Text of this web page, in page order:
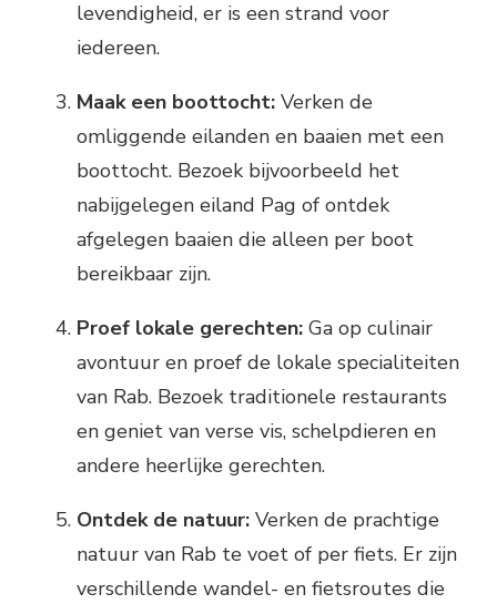
levendigheid, er is een strand voor
iedereen.
Maak een boottocht: Verken de
omliggende eilanden en baaien met een
boottocht. Bezoek bijvoorbeeld het
nabijgelegen eiland Pag of ontdek
afgelegen baaien die alleen per boot
bereikbaar zijn.
Proef lokale gerechten: Ga op culinair
avontuur en proef de lokale specialiteiten
van Rab. Bezoek traditionele restaurants
en geniet van verse vis, schelpdieren en
andere heerlijke gerechten.
Ontdek de natuur: Verken de prachtige
natuur van Rab te voet of per fiets. Er zijn
verschillende wandel- en fietsroutes die